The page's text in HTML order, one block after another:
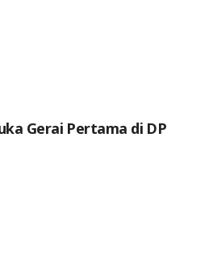
Gerai Pertama di DP